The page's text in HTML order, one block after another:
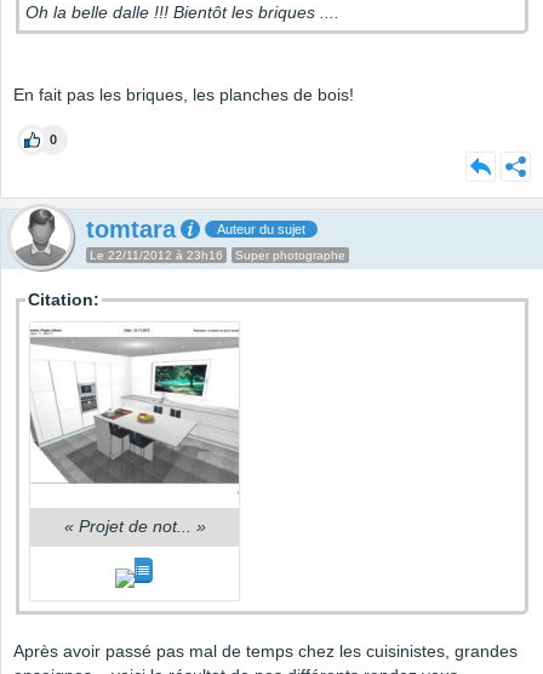
Oh la belle dalle !!! Bientôt les briques ....
En fait pas les briques, les planches de bois!
0
tomtara Auteur du sujet
Le 22/11/2012 à 23h16 Super photographe
Citation:
« Projet de not... »
Après avoir passé pas mal de temps chez les cuisinistes, grandes